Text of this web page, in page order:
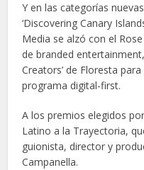
Y en las categorías
‘Discovering Canary
Media se alzó con el
de branded
Creators’ de Floresta
programa digital-first.
A los premios elegidos
Latino a la Trayectoria,
guionista, director y
Campanella.